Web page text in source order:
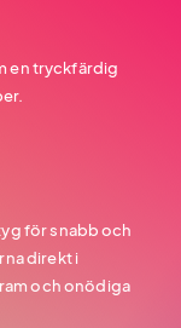
en tryckfärdig
för snabb och
direkt i
och onödiga